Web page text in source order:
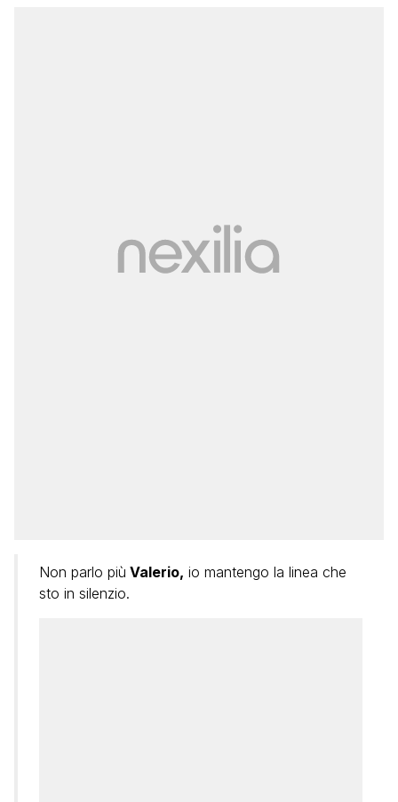
Non parlo più Valerio, io mantengo la linea che
sto in silenzio.